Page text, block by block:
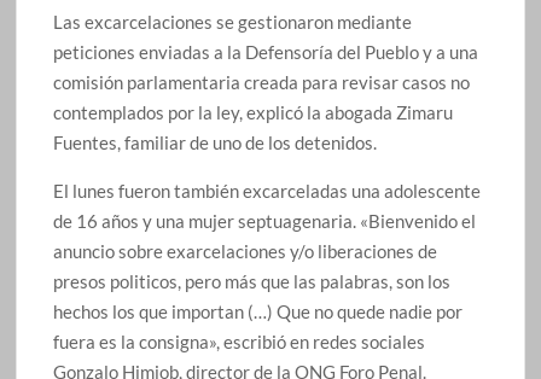
Las excarcelaciones se gestionaron mediante
peticiones enviadas a la Defensoría del Pueblo y a una
comisión parlamentaria creada para revisar casos no
contemplados por la ley, explicó la abogada Zimaru
Fuentes, familiar de uno de los detenidos.
El lunes fueron también excarceladas una adolescente
de 16 años y una mujer septuagenaria. «Bienvenido el
anuncio sobre exarcelaciones y/o liberaciones de
presos politicos, pero más que las palabras, son los
hechos los que importan (…) Que no quede nadie por
fuera es la consigna», escribió en redes sociales
Gonzalo Himiob, director de la ONG Foro Penal.